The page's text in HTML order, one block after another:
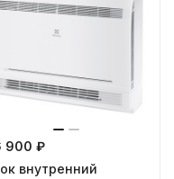
900 ₽
внутренний